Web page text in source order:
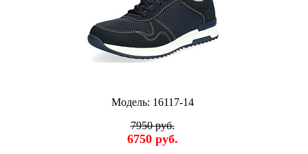
Модель: 16117-14
7950 руб.
6750 руб.